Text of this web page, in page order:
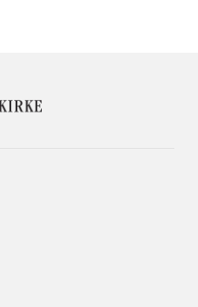
KONTAKTINFORMASJON